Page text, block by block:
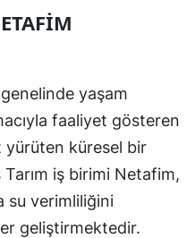
yaşam
faaliyet gösteren
yürüten küresel bir
Tarım iş birimi Netafim,
su verimliliğini
geliştirmektedir.